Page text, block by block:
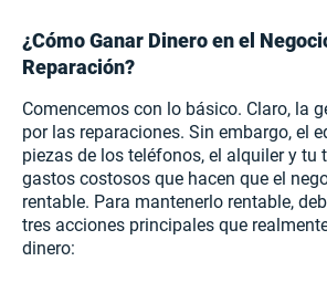
¿Cómo Ganar Dinero en el
Reparación?
Comencemos con lo básico. Claro, la
por las reparaciones. Sin embargo, el
piezas de los teléfonos, el alquiler y tu
gastos costosos que hacen que el
rentable. Para mantenerlo rentable,
tres acciones principales que
dinero: